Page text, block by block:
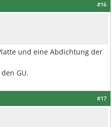
#16
und eine Abdichtung der
GU.
#17